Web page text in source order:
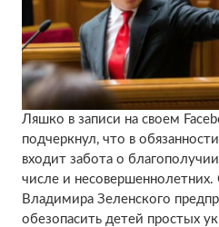
Ляшко в записи на своем
подчеркнул, что в
входит забота о
числе и несовершеннолетних.
Владимира Зеленского
обезопасить детей простых